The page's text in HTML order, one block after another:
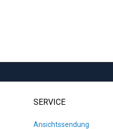
SERVICE
Ansichtssendung